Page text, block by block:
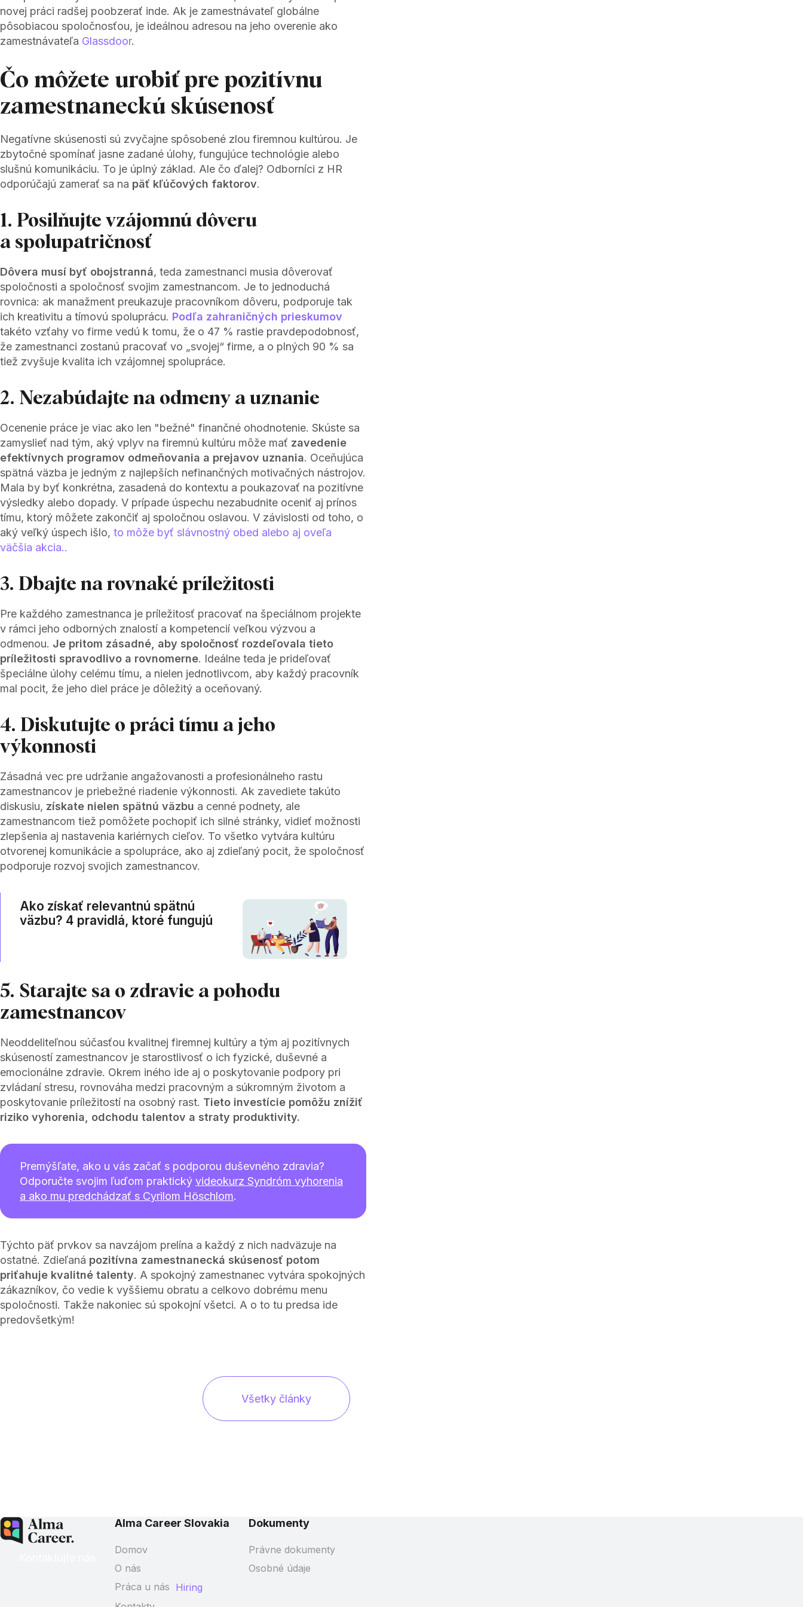
novej práci radšej poobzerať inde. Ak je zamestnávateľ globálne
pôsobiacou spoločnosťou, je ideálnou adresou na jeho overenie ako
zamestnávateľa Glassdoor.
Čo môžete urobiť pre pozitívnu
zamestnaneckú skúsenosť
Negatívne skúsenosti sú zvyčajne spôsobené zlou firemnou kultúrou. Je
zbytočné spomínať jasne zadané úlohy, fungujúce technológie alebo
slušnú komunikáciu. To je úplný základ. Ale čo ďalej? Odborníci z HR
odporúčajú zamerať sa na päť kľúčových faktorov.
1. Posilňujte vzájomnú dôveru
a spolupatričnosť
Dôvera musí byť obojstranná, teda zamestnanci musia dôverovať
spoločnosti a spoločnosť svojim zamestnancom. Je to jednoduchá
rovnica: ak manažment preukazuje pracovníkom dôveru, podporuje tak
ich kreativitu a tímovú spoluprácu. Podľa zahraničných prieskumov
takéto vzťahy vo firme vedú k tomu, že o 47 % rastie pravdepodobnosť,
že zamestnanci zostanú pracovať vo „svojej“ firme, a o plných 90 % sa
tiež zvyšuje kvalita ich vzájomnej spolupráce.
2. Nezabúdajte na odmeny a uznanie
Ocenenie práce je viac ako len "bežné" finančné ohodnotenie. Skúste sa
zamyslieť nad tým, aký vplyv na firemnú kultúru môže mať zavedenie
efektívnych programov odmeňovania a prejavov uznania. Oceňujúca
spätná väzba je jedným z najlepších nefinančných motivačných nástrojov.
Mala by byť konkrétna, zasadená do kontextu a poukazovať na pozitívne
výsledky alebo dopady. V prípade úspechu nezabudnite oceniť aj prínos
tímu, ktorý môžete zakončiť aj spoločnou oslavou. V závislosti od toho, o
aký veľký úspech išlo, to môže byť slávnostný obed alebo aj oveľa
väčšia akcia..
3. Dbajte na rovnaké príležitosti
Pre každého zamestnanca je príležitosť pracovať na špeciálnom projekte
v rámci jeho odborných znalostí a kompetencií veľkou výzvou a
odmenou. Je pritom zásadné, aby spoločnosť rozdeľovala tieto
príležitosti spravodlivo a rovnomerne. Ideálne teda je prideľovať
špeciálne úlohy celému tímu, a nielen jednotlivcom, aby každý pracovník
mal pocit, že jeho diel práce je dôležitý a oceňovaný.
4. Diskutujte o práci tímu a jeho
výkonnosti
Zásadná vec pre udržanie angažovanosti a profesionálneho rastu
zamestnancov je priebežné riadenie výkonnosti. Ak zavediete takúto
diskusiu, získate nielen spätnú väzbu a cenné podnety, ale
zamestnancom tiež pomôžete pochopiť ich silné stránky, vidieť možnosti
zlepšenia aj nastavenia kariérnych cieľov. To všetko vytvára kultúru
otvorenej komunikácie a spolupráce, ako aj zdieľaný pocit, že spoločnosť
podporuje rozvoj svojich zamestnancov.
Ako získať relevantnú spätnú
väzbu? 4 pravidlá, ktoré fungujú
5. Starajte sa o zdravie a pohodu
zamestnancov
Neoddeliteľnou súčasťou kvalitnej firemnej kultúry a tým aj pozitívnych
skúseností zamestnancov je starostlivosť o ich fyzické, duševné a
emocionálne zdravie. Okrem iného ide aj o poskytovanie podpory pri
zvládaní stresu, rovnováha medzi pracovným a súkromným životom a
poskytovanie príležitostí na osobný rast. Tieto investície pomôžu znížiť
riziko vyhorenia, odchodu talentov a straty produktivity.
Premýšľate, ako u vás začať s podporou duševného zdravia?
Odporučte svojim ľuďom praktický videokurz Syndróm vyhorenia
a ako mu predchádzať s Cyrilom Höschlom.
Týchto päť prvkov sa navzájom prelína a každý z nich nadväzuje na
ostatné. Zdieľaná pozitívna zamestnanecká skúsenosť potom
priťahuje kvalitné talenty. A spokojný zamestnanec vytvára spokojných
zákazníkov, čo vedie k vyššiemu obratu a celkovo dobrému menu
spoločnosti. Takže nakoniec sú spokojní všetci. A o to tu predsa ide
predovšetkým!
Všetky články
Alma Career Slovakia
Domov
O nás
Práca u nás Hiring
Dokumenty
Právne dokumenty
Osobné údaje